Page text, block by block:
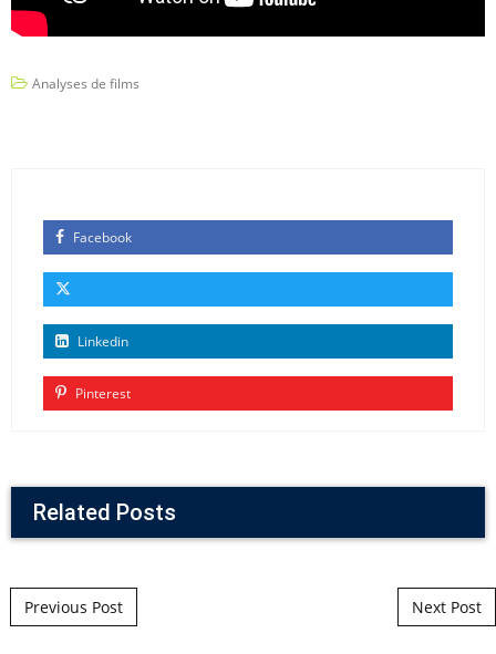
Analyses de films
Facebook
Linkedin
Pinterest
Related Posts
Post navigation
Previous Post Next Post